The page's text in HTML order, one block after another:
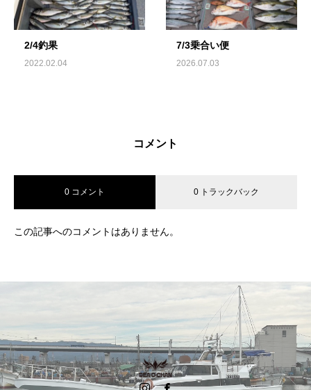
2/4釣果
2022.02.04
7/3乗合い便
2026.07.03
コメント
0 コメント 0 トラックバック
この記事へのコメントはありません。